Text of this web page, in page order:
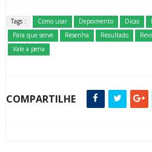
Tags : Como usar Depoimento Dicas
Para que serve
Resenha Resultado
Vale a pena
COMPARTILHE